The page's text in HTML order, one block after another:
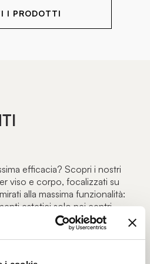
I PRODOTTI
efficacia? Scopri i nostri
viso e corpo, focalizzati su
alla massima funzionalità:
estetici solo nei centri
Spa.